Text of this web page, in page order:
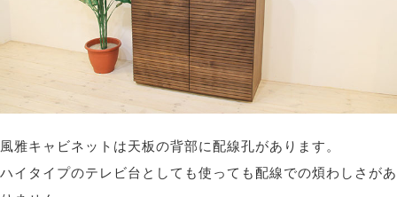
スリットデザイン
風雅シリーズには、同じ高さでスリットが加工されてい
るので、
同一シリーズで揃えることで、統一感のある独特の空間
シンプルでモダン、「和」とも「洋」ともとれる独特の
雰囲気をお楽しみください。
風雅キャビネットは天板の背部に配線孔があります。
ハイタイプのテレビ台としても使っても配線での煩わしさがあ